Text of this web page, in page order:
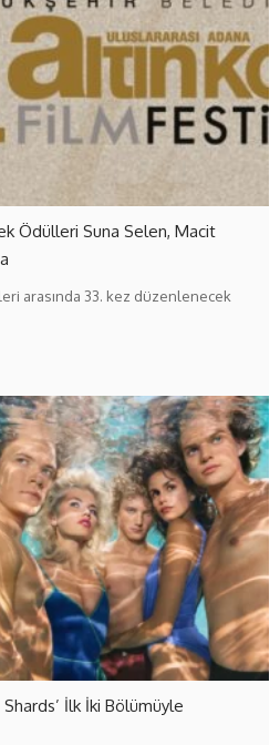
Ödülleri Suna Selen, Macit
arasında 33. kez düzenlenecek
İlk İki Bölümüyle